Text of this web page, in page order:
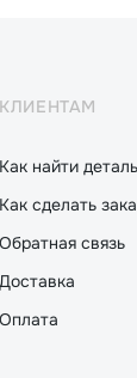
КЛИЕНТАМ
Как найти деталь
Как сделать
Обратная связь
Доставка
Оплата